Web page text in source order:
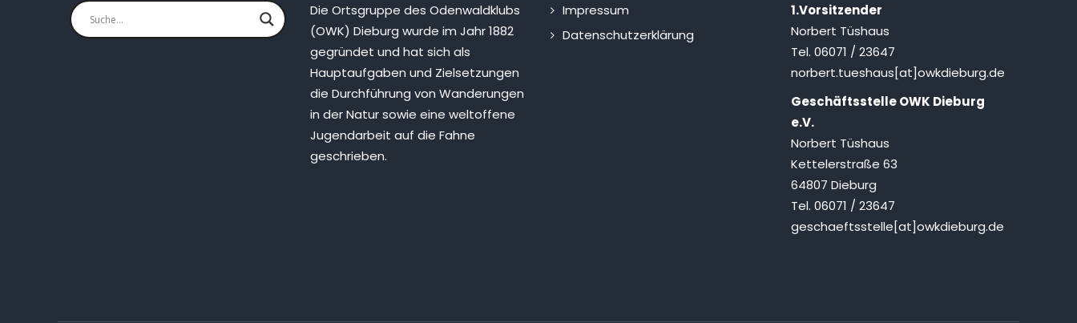
Die Ortsgruppe des Odenwaldklubs
(OWK) Dieburg wurde im Jahr 1882
gegründet und hat sich als
Hauptaufgaben und Zielsetzungen
die Durchführung von Wanderungen
in der Natur sowie eine weltoffene
Jugendarbeit auf die Fahne
geschrieben.
Impressum
Datenschutzerklärung
1.Vorsitzender
Norbert Tüshaus
Tel. 06071 / 23647
norbert.tueshaus[at]owkdieburg.de
Geschäftsstelle OWK Dieburg
e.V.
Norbert Tüshaus
Kettelerstraße 63
64807 Dieburg
Tel. 06071 / 23647
geschaeftsstelle[at]owkdieburg.de